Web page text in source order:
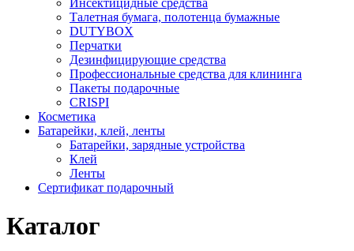
Инсектицидные средства
Талетная бумага, полотенца бумажные
DUTYBOX
Перчатки
Дезинфицирующие средства
Профессиональные средства для клининга
Пакеты подарочные
CRISPI
Косметика
Батарейки, клей, ленты
Батарейки, зарядные устройства
Клей
Ленты
Сертификат подарочный
Каталог